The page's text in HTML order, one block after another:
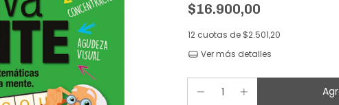
$16.900,00
12 cuotas de $2.501,20
Ver más detalles